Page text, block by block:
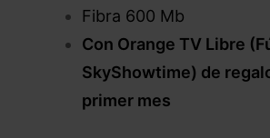
Fibra 600 Mb
Con Orange TV Libre
SkyShowtime) de
primer mes